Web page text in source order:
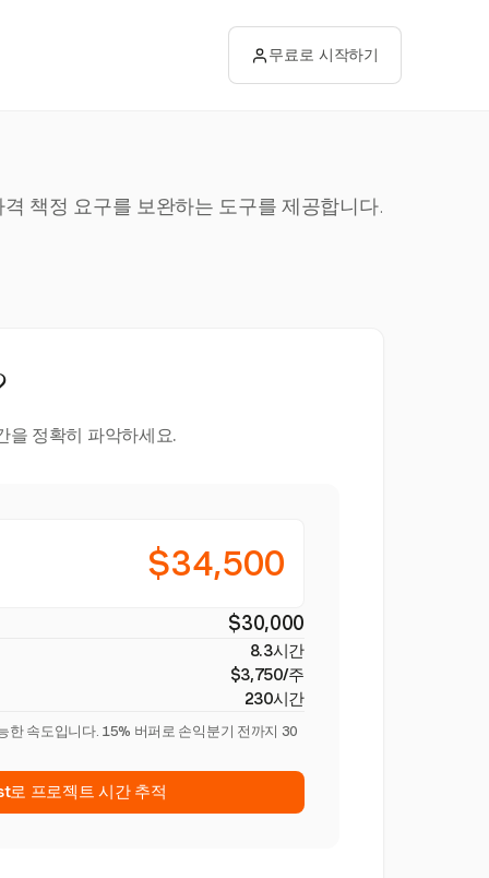
무료로 시작하기
책정 요구를 보완하는 도구를 제공합니다.
을 정확히 파악하세요.
$34,500
$30,000
8.3시간
$3,750/주
230시간
한 속도입니다. 15% 버퍼로 손익분기 전까지 30
로 프로젝트 시간 추적